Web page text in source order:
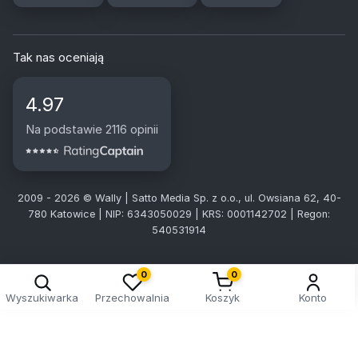
Tak nas oceniają
4.97
Na podstawie 2116 opinii
2009 - 2026 © Wally | Satto Media Sp. z o.o., ul. Owsiana 62, 40-
780 Katowice | NIP: 6343050029 | KRS: 0001142702 | Regon:
540531914
Wyszukiwarka
0
Przechowalnia
0
Koszyk Konto